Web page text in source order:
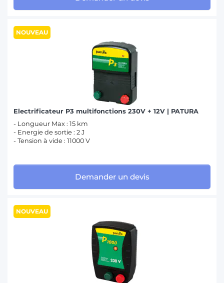
NOUVEAU
Electrificateur P3 multifonctions 230V + 12V | PATURA
- Longueur Max : 15 km
- Energie de sortie : 2 J
- Tension à vide : 11000 V
Demander un devis
NOUVEAU